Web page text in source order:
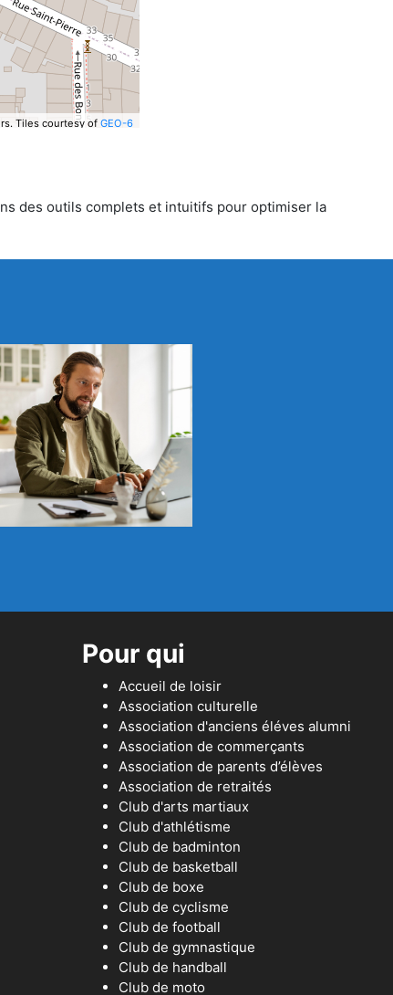
Tiles courtesy of GEO-6
des outils complets et intuitifs pour optimiser la
Pour qui
Accueil de loisir
Association culturelle
Association d'anciens éléves alumni
Association de commerçants
Association de parents d’élèves
Association de retraités
Club d'arts martiaux
Club d'athlétisme
Club de badminton
Club de basketball
Club de boxe
Club de cyclisme
Club de football
Club de gymnastique
Club de handball
Club de moto